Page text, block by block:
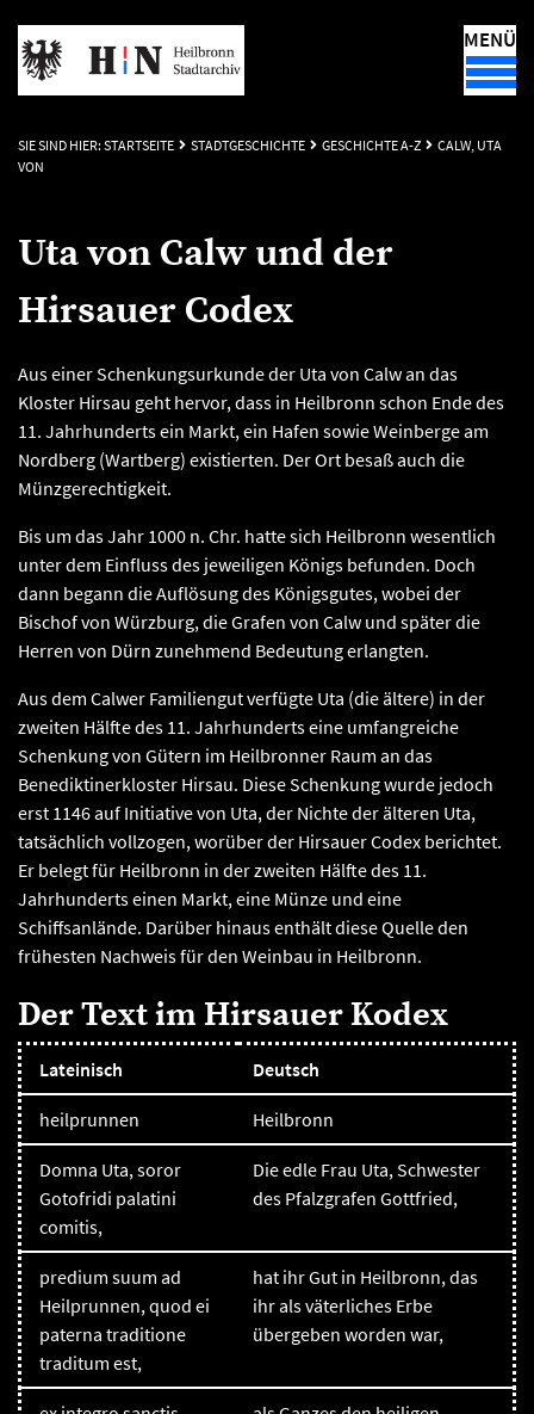
MENÜ
SIE SIND HIER: STARTSEITE STADTGESCHICHTE GESCHICHTE A-Z
CALW, UTA
VON
Uta von Calw und der
Hirsauer Codex
Aus einer Schenkungsurkunde der Uta von Calw an das
Kloster Hirsau geht hervor, dass in Heilbronn schon Ende des
11. Jahrhunderts ein Markt, ein Hafen sowie Weinberge am
Nordberg (Wartberg) existierten. Der Ort besaß auch die
Münzgerechtigkeit.
Bis um das Jahr 1000 n. Chr. hatte sich Heilbronn wesentlich
unter dem Einfluss des jeweiligen Königs befunden. Doch
dann begann die Auflösung des Königsgutes, wobei der
Bischof von Würzburg, die Grafen von Calw und später die
Herren von Dürn zunehmend Bedeutung erlangten.
Aus dem Calwer Familiengut verfügte Uta (die ältere) in der
zweiten Hälfte des 11. Jahrhunderts eine umfangreiche
Schenkung von Gütern im Heilbronner Raum an das
Benediktinerkloster Hirsau. Diese Schenkung wurde jedoch
erst 1146 auf Initiative von Uta, der Nichte der älteren Uta,
tatsächlich vollzogen, worüber der Hirsauer Codex berichtet.
Er belegt für Heilbronn in der zweiten Hälfte des 11.
Jahrhunderts einen Markt, eine Münze und eine
Schiffsanlände. Darüber hinaus enthält diese Quelle den
frühesten Nachweis für den Weinbau in Heilbronn.
Der Text im Hirsauer Kodex
Lateinisch Deutsch
heilprunnen Heilbronn
Domna Uta, soror
Gotofridi palatini
comitis,
Die edle Frau Uta, Schwester
des Pfalzgrafen Gottfried,
predium suum ad
Heilprunnen, quod ei
paterna traditione
traditum est,
hat ihr Gut in Heilbronn, das
ihr als väterliches Erbe
übergeben worden war,